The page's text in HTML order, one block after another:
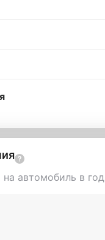
автомобиль в год